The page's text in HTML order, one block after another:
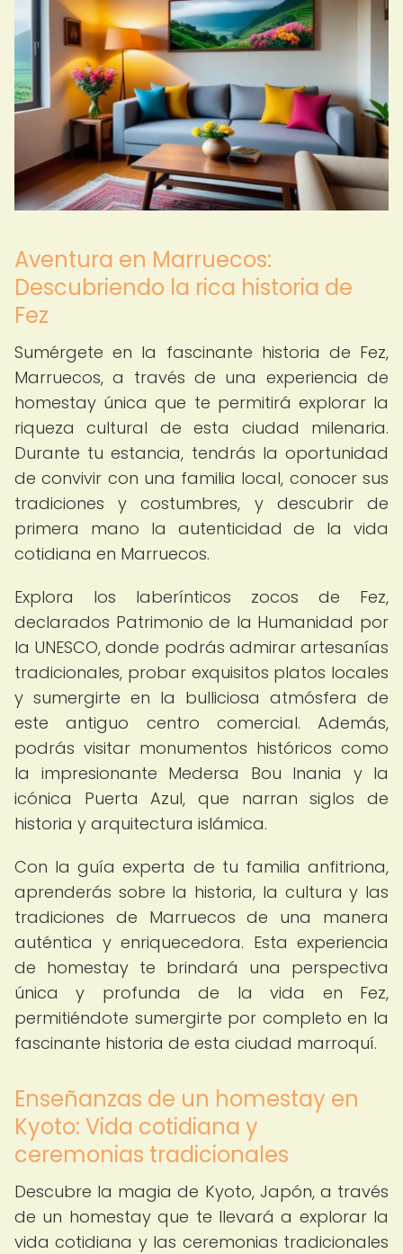
Aventura en Marruecos:
Descubriendo la rica historia de
Fez
Sumérgete en la fascinante historia de Fez,
Marruecos, a través de una experiencia de
homestay única que te permitirá explorar la
riqueza cultural de esta ciudad milenaria.
Durante tu estancia, tendrás la oportunidad
de convivir con una familia local, conocer sus
tradiciones y costumbres, y descubrir de
primera mano la autenticidad de la vida
cotidiana en Marruecos.
Explora los laberínticos zocos de Fez,
declarados Patrimonio de la Humanidad por
la UNESCO, donde podrás admirar artesanías
tradicionales, probar exquisitos platos locales
y sumergirte en la bulliciosa atmósfera de
este antiguo centro comercial. Además,
podrás visitar monumentos históricos como
la impresionante Medersa Bou Inania y la
icónica Puerta Azul, que narran siglos de
historia y arquitectura islámica.
Con la guía experta de tu familia anfitriona,
aprenderás sobre la historia, la cultura y las
tradiciones de Marruecos de una manera
auténtica y enriquecedora. Esta experiencia
de homestay te brindará una perspectiva
única y profunda de la vida en Fez,
permitiéndote sumergirte por completo en la
fascinante historia de esta ciudad marroquí.
Enseñanzas de un homestay en
Kyoto: Vida cotidiana y
ceremonias tradicionales
Descubre la magia de Kyoto, Japón, a través
de un homestay que te llevará a explorar la
vida cotidiana y las ceremonias tradicionales